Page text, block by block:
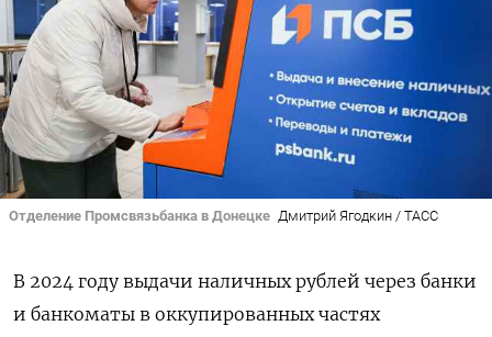
Отделение Промсвязьбанка в Донецке Дмитрий Ягодкин / ТАСС
В 2024 году выдачи наличных рублей через банки
и банкоматы в оккупированных частях